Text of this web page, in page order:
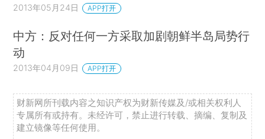
2013年05月24日 APP打开
中方：反对任何一方采取加剧朝鲜半岛局势行
动
2013年04月09日 APP打开
财新网所刊载内容之知识产权为财新传媒及/或相关权利人
专属所有或持有。未经许可，禁止进行转载、摘编、复制及
建立镜像等任何使用。